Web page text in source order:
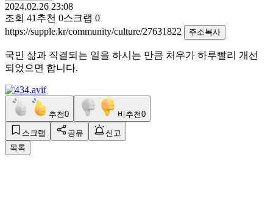
2024.02.26 23:08
조회 41 추천 0스크랩 0
https://supple.kr/community/culture/27631822
주소복사
국민 삶과 직결되는 일을 하시는 만큼 처우가 하루빨리 개선
되었으면 합니다.
추천0 비추천0
스크랩 공유
신고
목록